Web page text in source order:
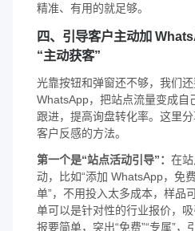
精准、有用的就足够。
四、引导客户主动加
“主动获客”
光靠按钮和弹窗还不够，我们
WhatsApp，把站点流量变成自
跟进，提高询盘转化率。这里
客户反感的方法。
第一个是“站点活动引导”： 在
动，比如“添加 WhatsApp，免
单”，不用投入太多成本，样品
单可以是针对性的行业报价，
报要简单，突出“免费”“专属”，